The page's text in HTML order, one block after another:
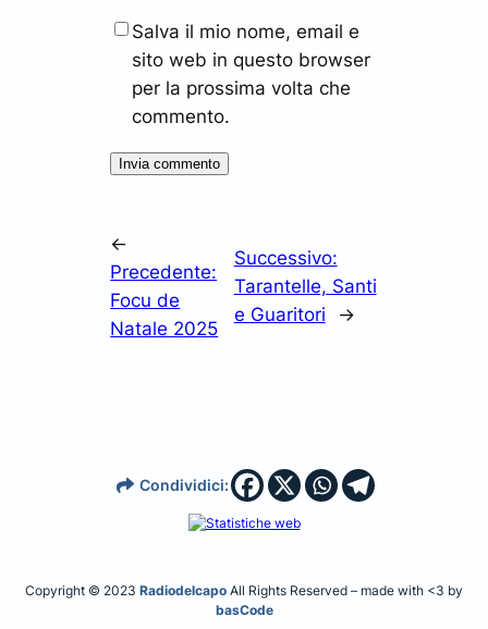
Salva il mio nome, email e
sito web in questo browser
per la prossima volta che
commento.
←
Precedente:
Focu de
Natale 2025
Successivo:
Tarantelle, Santi
e Guaritori
→
Condividici:
Copyright © 2023 Radiodelcapo All Rights Reserved – made with <3 by
basCode